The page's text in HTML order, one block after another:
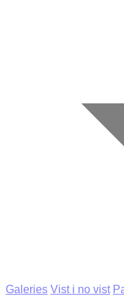
Galeries Vist i no vist